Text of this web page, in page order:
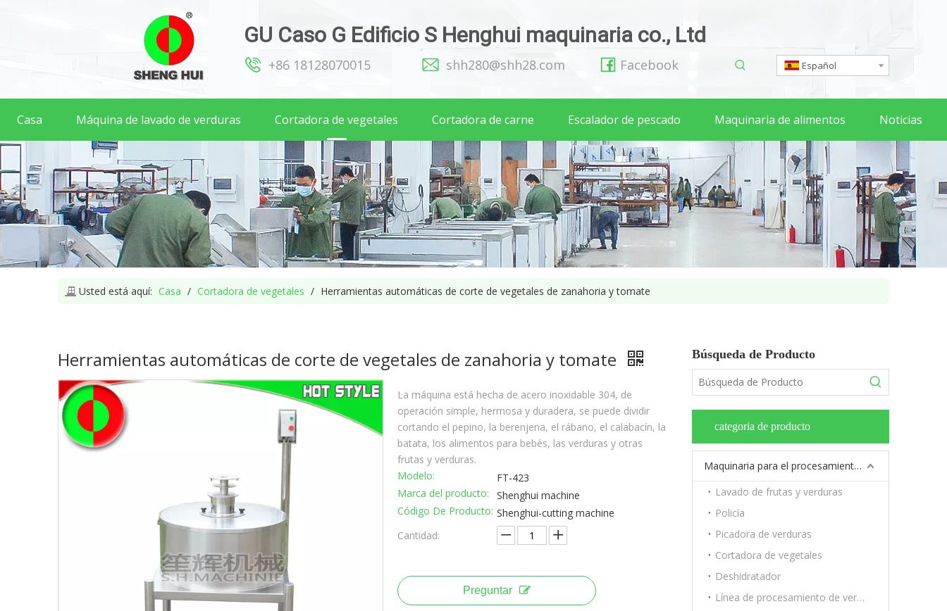
GU Caso G Edificio S Henghui maquinaria co., Ltd
+86 18128070015 shh280@shh28.com Facebook Español
Casa Máquina de lavado de verduras Cortadora de vegetales Cortadora de carne Escalador de pescado Maquinaria de alimentos Noticias
Usted está aquí: Casa / Cortadora de vegetales / Herramientas automáticas de corte de vegetales de zanahoria y tomate
Herramientas automáticas de corte de vegetales de zanahoria y tomate
La máquina está hecha de acero inoxidable 304, de
operación simple, hermosa y duradera, se puede dividir
cortando el pepino, la berenjena, el rábano, el calabacín, la
batata, los alimentos para bebés, las verduras y otras
frutas y verduras.
Modelo:
FT-423
Marca del producto:
Shenghui machine
Código De Producto: Shenghui-cutting machine
Cantidad:
Preguntar
Búsqueda de Producto
categoria de producto
Maquinaria para el procesamiento de frutas y verduras.
Lavado de frutas y verduras
Policía
Picadora de verduras
Cortadora de vegetales
Deshidratador
Línea de procesamiento de verduras y frutas.